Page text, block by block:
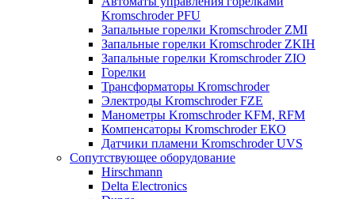
Kromschroder PFU
Запальные горелки Kromschroder ZМI
Запальные горелки Kromschroder ZKIH
Запальные горелки Kromschroder ZIO
Горелки
Трансформаторы Kromschroder
Электроды Kromschroder FZE
Манометры Kromschroder KFM, RFM
Компенсаторы Kromschroder ЕКО
Датчики пламени Kromschroder UVS
Сопутствующее оборудование
Hirschmann
Delta Electronics